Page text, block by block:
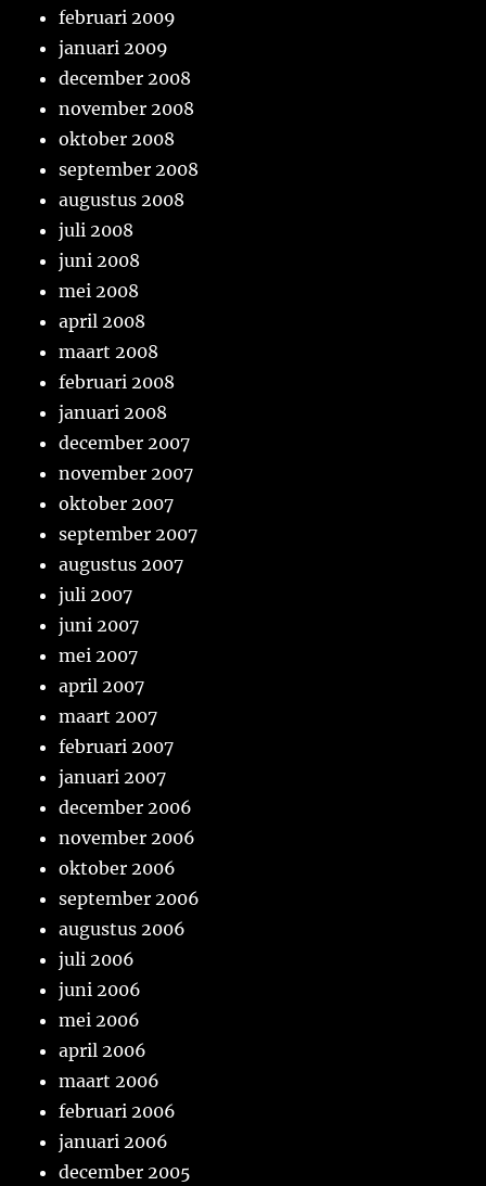
februari 2009
januari 2009
december 2008
november 2008
oktober 2008
september 2008
augustus 2008
juli 2008
juni 2008
mei 2008
april 2008
maart 2008
februari 2008
januari 2008
december 2007
november 2007
oktober 2007
september 2007
augustus 2007
juli 2007
juni 2007
mei 2007
april 2007
maart 2007
februari 2007
januari 2007
december 2006
november 2006
oktober 2006
september 2006
augustus 2006
juli 2006
juni 2006
mei 2006
april 2006
maart 2006
februari 2006
januari 2006
december 2005